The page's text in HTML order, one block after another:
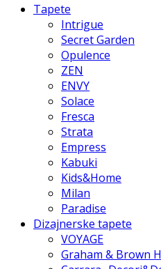
Tapete
Intrigue
Secret Garden
Opulence
ZEN
ENVY
Solace
Fresca
Strata
Empress
Kabuki
Kids&Home
Milan
Paradise
Dizajnerske tapete
VOYAGE
Graham & Brown